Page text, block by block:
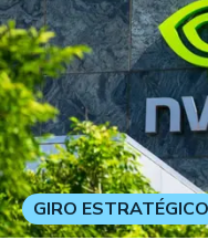
GIRO ESTRATÉGICO